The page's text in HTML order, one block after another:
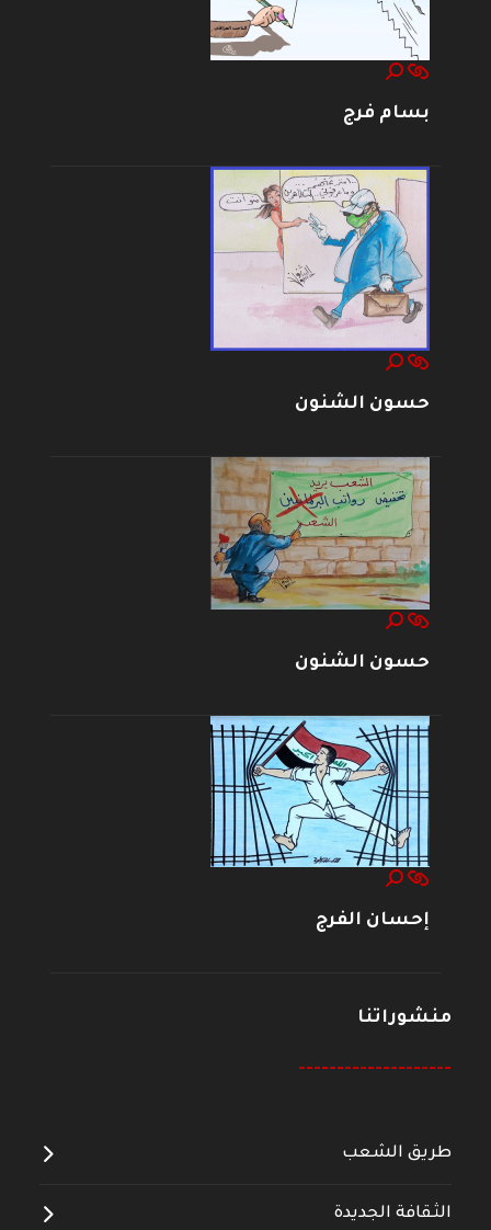
بسام فرج
حسون الشنون
حسون الشنون
إحسان الفرج
منشوراتنا
--------------------
طريق الشعب
الثقافة الجديدة